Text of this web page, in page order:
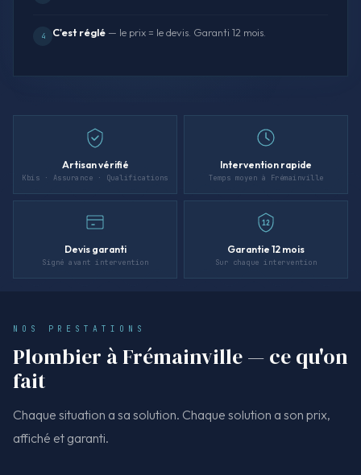
4 C'est réglé — le prix = le devis. Garanti 12 mois.
Artisan vérifié
Kbis · Assurance · Qualifications
Intervention rapide
Temps moyen à Frémainville
Devis garanti
Signé avant intervention
12
Garantie 12 mois
Sur chaque intervention
NOS PRESTATIONS
Plombier à Frémainville — ce qu'on
fait
Chaque situation a sa solution. Chaque solution a son prix,
affiché et garanti.